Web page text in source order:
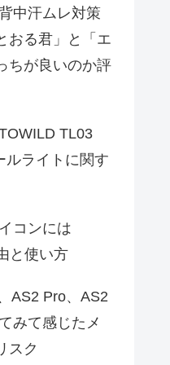
中汗ムレ対策
おる君」と「エ
ちが良いのか評
TL03
ルライトに関す
コンには
と使い方
AS2 Pro、AS2
みて感じたメ
スク